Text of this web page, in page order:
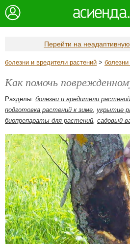
Перейти на
болезни и вредители растений > болезни
Как помочь
Разделы: болезни и вредители растений
подготовка растений к зиме, укрытие
биопрепараты для растений, садовый